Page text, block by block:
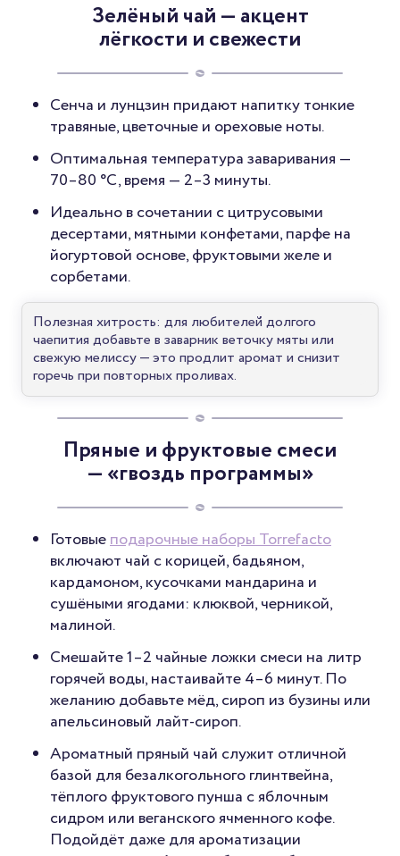
Зелёный чай — акцент
лёгкости и свежести
Сенча и лунцзин придают напитку тонкие
травяные, цветочные и ореховые ноты.
Оптимальная температура заваривания —
70–80 °C, время — 2–3 минуты.
Идеально в сочетании с цитрусовыми
десертами, мятными конфетами, парфе на
йогуртовой основе, фруктовыми желе и
сорбетами.
Полезная хитрость: для любителей долгого
чаепития добавьте в заварник веточку мяты или
свежую мелиссу — это продлит аромат и снизит
горечь при повторных проливах.
Пряные и фруктовые смеси
— «гвоздь программы»
Готовыеподарочные наборы Torrefacto
включают чай с корицей, бадьяном,
кардамоном, кусочками мандарина и
сушёными ягодами: клюквой, черникой,
малиной.
Смешайте 1–2 чайные ложки смеси на литр
горячей воды, настаивайте 4–6 минут. По
желанию добавьте мёд, сироп из бузины или
апельсиновый лайт-сироп.
Ароматный пряный чай служит отличной
базой для безалкогольного глинтвейна,
тёплого фруктового пунша с яблочным
сидром или веганского ячменного кофе.
Подойдёт даже для ароматизации